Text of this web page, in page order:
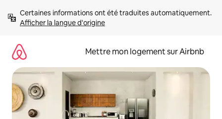
directement
Afficher la langue d'origine
Mettre mon logement sur Airbnb